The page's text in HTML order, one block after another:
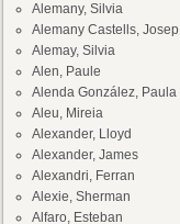
Alemany, Silvia
Alemany Castells, Josep
Alemay, Silvia
Alen, Paule
Alenda González, Paula
Aleu, Mireia
Alexander, Lloyd
Alexander, James
Alexandri, Ferran
Alexie, Sherman
Alfaro, Esteban